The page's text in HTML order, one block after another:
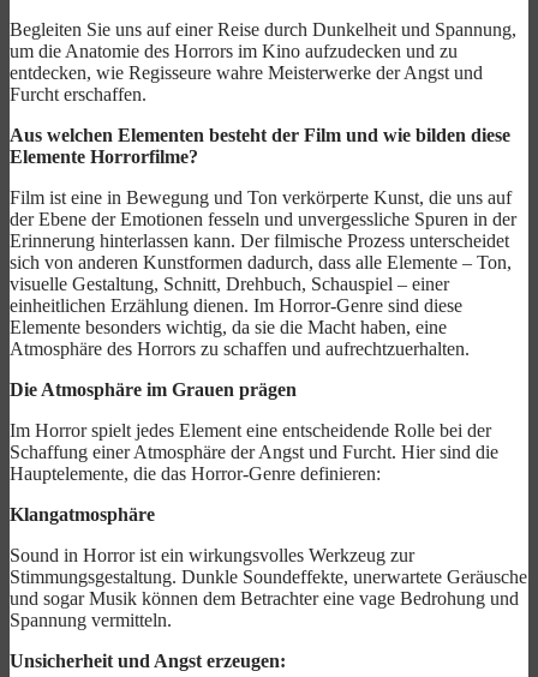
Begleiten Sie uns auf einer Reise durch Dunkelheit und Spannung,
um die Anatomie des Horrors im Kino aufzudecken und zu
entdecken, wie Regisseure wahre Meisterwerke der Angst und
Furcht erschaffen.
Aus welchen Elementen besteht der Film und wie bilden diese
Elemente Horrorfilme?
Film ist eine in Bewegung und Ton verkörperte Kunst, die uns auf
der Ebene der Emotionen fesseln und unvergessliche Spuren in der
Erinnerung hinterlassen kann. Der filmische Prozess unterscheidet
sich von anderen Kunstformen dadurch, dass alle Elemente – Ton,
visuelle Gestaltung, Schnitt, Drehbuch, Schauspiel – einer
einheitlichen Erzählung dienen. Im Horror-Genre sind diese
Elemente besonders wichtig, da sie die Macht haben, eine
Atmosphäre des Horrors zu schaffen und aufrechtzuerhalten.
Die Atmosphäre im Grauen prägen
Im Horror spielt jedes Element eine entscheidende Rolle bei der
Schaffung einer Atmosphäre der Angst und Furcht. Hier sind die
Hauptelemente, die das Horror-Genre definieren:
Klangatmosphäre
Sound in Horror ist ein wirkungsvolles Werkzeug zur
Stimmungsgestaltung. Dunkle Soundeffekte, unerwartete Geräusche
und sogar Musik können dem Betrachter eine vage Bedrohung und
Spannung vermitteln.
Unsicherheit und Angst erzeugen: